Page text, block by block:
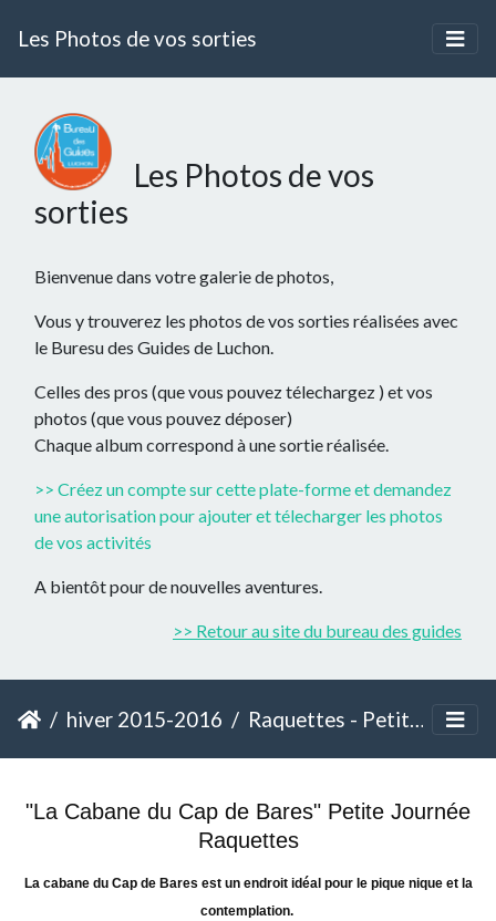
Les Photos de vos sorties
Les Photos de vos
sorties
Bienvenue dans votre galerie de photos,
Vous y trouverez les photos de vos sorties réalisées avec
le Buresu des Guides de Luchon.
Celles des pros (que vous pouvez télechargez ) et vos
photos (que vous pouvez déposer)
Chaque album correspond à une sortie réalisée.
>> Créez un compte sur cette plate-forme et demandez
une autorisation pour ajouter et télecharger les photos
de vos activités
A bientôt pour de nouvelles aventures.
>> Retour au site du bureau des guides
hiver 2015-2016 Raquettes - Petite Journée - Cap de Bares
"La Cabane du Cap de Bares" Petite Journée
Raquettes
La cabane du Cap de Bares est un endroit idéal pour le pique nique et la
contemplation.